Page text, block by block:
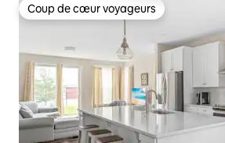
Coup de cœur voyageurs
Coup de cœur voyageurs